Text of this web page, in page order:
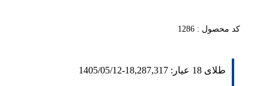
کد محصول : 1286
طلای 18 عیار: 18,287,317
-
1405/05/12